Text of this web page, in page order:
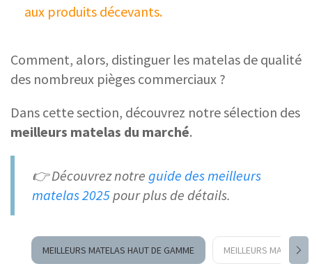
aux produits décevants.
Comment, alors, distinguer les matelas de qualité
des nombreux pièges commerciaux ?
Dans cette section, découvrez notre sélection des
meilleurs matelas du marché.
👉 Découvrez notre guide des meilleurs
matelas 2025 pour plus de détails.
MEILLEURS MATELAS HAUT DE GAMME MEILLEURS MATELAS